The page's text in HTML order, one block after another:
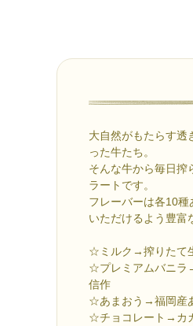
大自然がもたらす透
った牛たち。
そんな牛から毎日搾
ラートです。
フレーバーは各10種
いただけるよう豊富
☆ミルク→搾りたて
☆プレミアムバニラ
信作
☆あまおう→福岡産
☆チョコレート→カ